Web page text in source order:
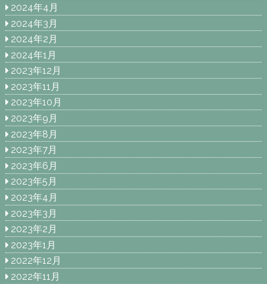
2024年4月
2024年3月
2024年2月
2024年1月
2023年12月
2023年11月
2023年10月
2023年9月
2023年8月
2023年7月
2023年6月
2023年5月
2023年4月
2023年3月
2023年2月
2023年1月
2022年12月
2022年11月